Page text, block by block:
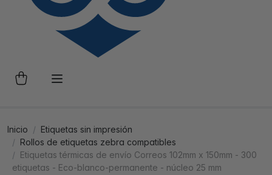
Inicio
Etiquetas sin impresión
Rollos de etiquetas zebra compatibles
Etiquetas térmicas de envío Correos 102mm x 150mm - 300
etiquetas - Eco-blanco-permanente - núcleo 25 mm